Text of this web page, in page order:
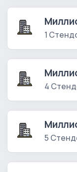
1
4
5